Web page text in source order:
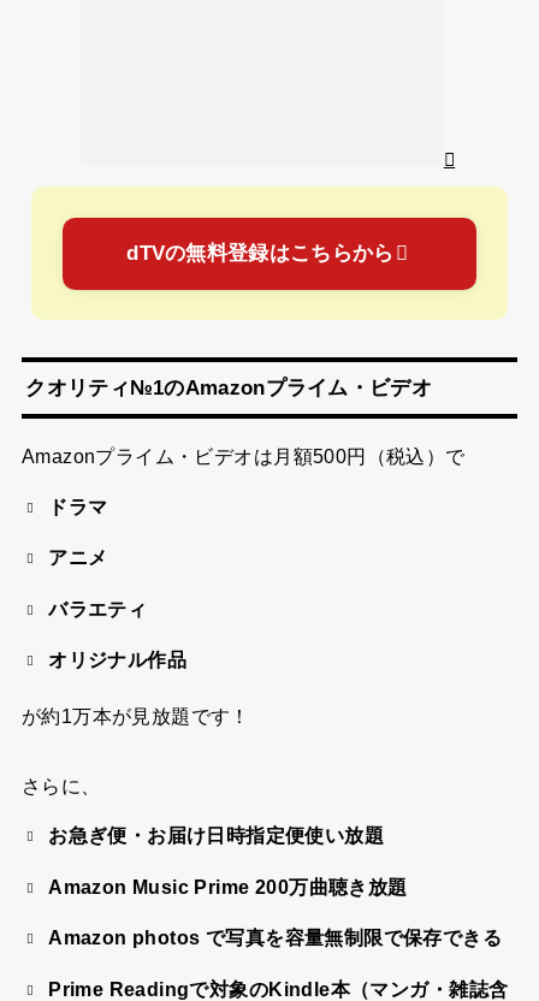
dTVの無料登録はこちらから
クオリティ№1のAmazonプライム・ビデオ
Amazonプライム・ビデオは 月額500円（税込） で
ドラマ
アニメ
バラエティ
オリジナル作品
が約1万本が見放題です！
さらに、
お急ぎ便・お届け日時指定便使い放題
Amazon Music Prime 200万曲聴き放題
Amazon photos で写真を容量無制限で保存できる
Prime Readingで対象のKindle本（マンガ・雑誌含